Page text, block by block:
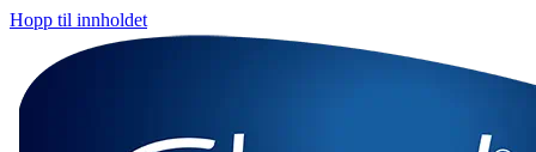
Hopp til innholdet